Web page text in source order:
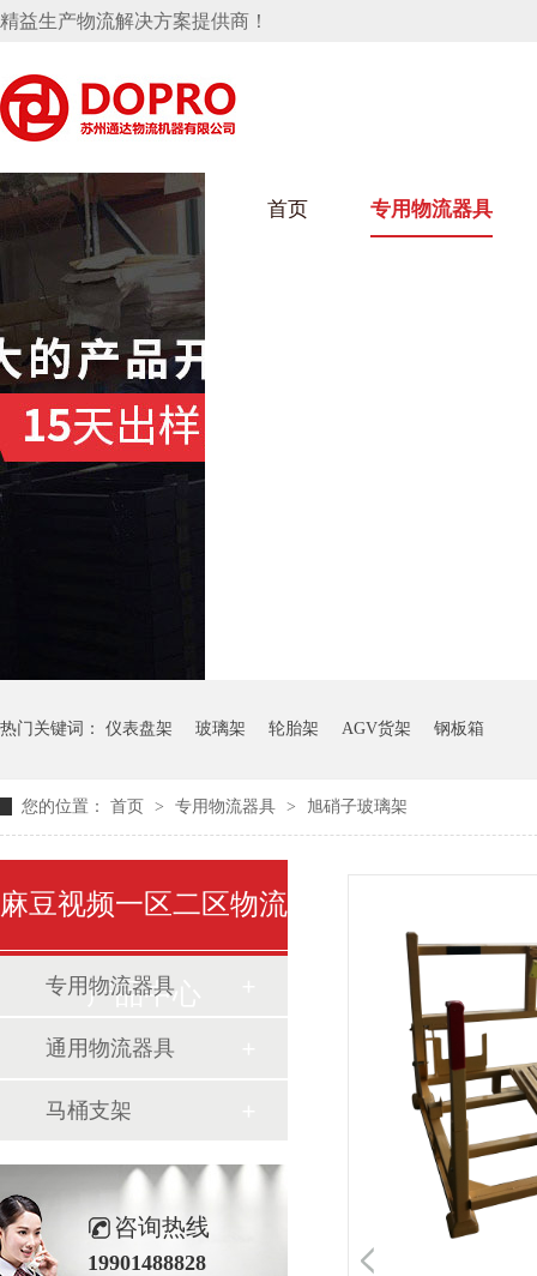
精益生产物流解决方案提供商！
首页 专用物流器具
麻豆天美在线观看架
速箱托盘 保险杠料架
胎架
冲压件料架
仪表盘料架
向机料架
消声器料架
挂料架
手推车
网箱
藏式马桶水箱支架
汽车行业
卫浴行业
热门关键词： 仪表盘架 玻璃架 轮胎架 AGV货架 钢板箱
您的位置： 首页 > 专用物流器具 > 旭硝子玻璃架
麻豆视频一区二区物流
产品中心
专用物流器具
通用物流器具
马桶支架
咨询热线
19901488828